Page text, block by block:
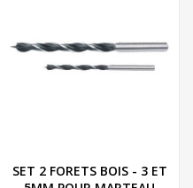
SET 2 FORETS BOIS - 3 ET